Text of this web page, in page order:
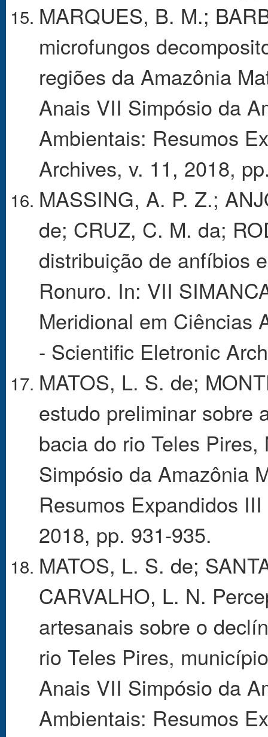
MARQUES, B. M.;
microfungos
regiões da Amazônia
Anais VII Simpósio da
Ambientais: Resumos
Archives, v. 11, 2018,
MASSING, A. P. Z.;
de; CRUZ, C. M. da;
distribuição de anfíbios
Ronuro. In: VII
Meridional em Ciências
- Scientific Eletronic
MATOS, L. S. de;
estudo preliminar sobre
bacia do rio Teles
Simpósio da Amazônia
Resumos Expandidos
2018, pp. 931-935.
MATOS, L. S. de;
CARVALHO, L. N.
artesanais sobre o
rio Teles Pires,
Anais VII Simpósio da
Ambientais: Resumos